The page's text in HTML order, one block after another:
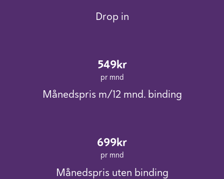
Drop in
549kr
pr mnd
Månedspris m/12 mnd. binding
699kr
pr mnd
Månedspris uten binding